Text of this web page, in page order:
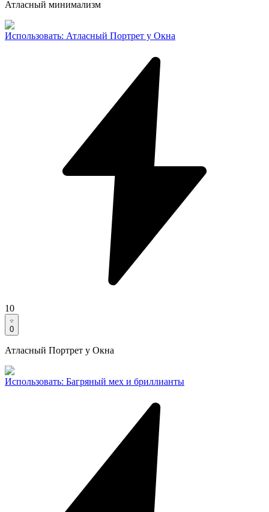
Атласный минимализм
Использовать: Атласный Портрет у Окна
10
0
Атласный Портрет у Окна
Использовать: Багряный мех и бриллианты